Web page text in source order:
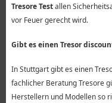
Tresore Testallen
vor Feuer gerecht wird.
Gibt es einen Tresor
In Stuttgart gibt es einen
fachlicher Beratung Tresore
Herstellern und Modellen so